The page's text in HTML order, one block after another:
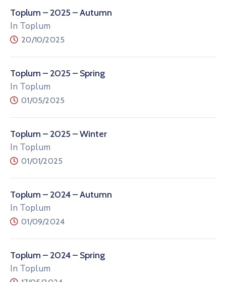
Toplum – 2025 – Autumn
In Toplum
20/10/2025
Toplum – 2025 – Spring
In Toplum
01/05/2025
Toplum – 2025 – Winter
In Toplum
01/01/2025
Toplum – 2024 – Autumn
In Toplum
01/09/2024
Toplum – 2024 – Spring
In Toplum